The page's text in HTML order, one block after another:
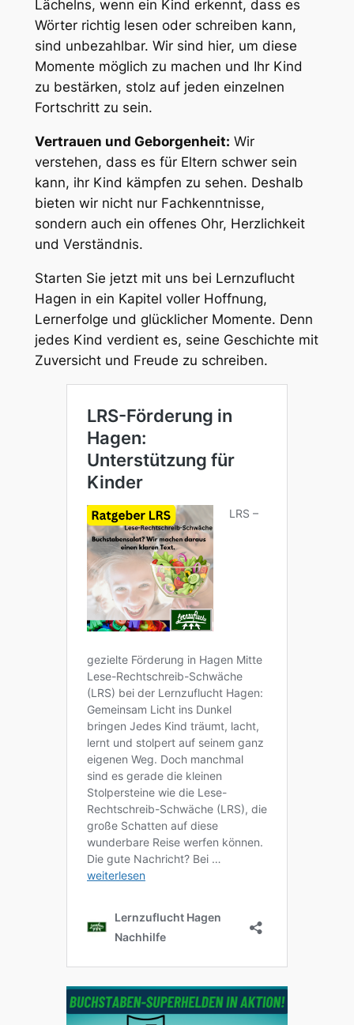
Lächelns, wenn ein Kind erkennt, dass es
Wörter richtig lesen oder schreiben kann,
sind unbezahlbar. Wir sind hier, um diese
Momente möglich zu machen und Ihr Kind
zu bestärken, stolz auf jeden einzelnen
Fortschritt zu sein.
Vertrauen und Geborgenheit: Wir
verstehen, dass es für Eltern schwer sein
kann, ihr Kind kämpfen zu sehen. Deshalb
bieten wir nicht nur Fachkenntnisse,
sondern auch ein offenes Ohr, Herzlichkeit
und Verständnis.
Starten Sie jetzt mit uns bei Lernzuflucht
Hagen in ein Kapitel voller Hoffnung,
Lernerfolge und glücklicher Momente. Denn
jedes Kind verdient es, seine Geschichte mit
Zuversicht und Freude zu schreiben.